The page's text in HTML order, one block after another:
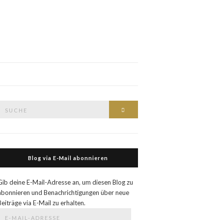
Blog via E-Mail abonnieren
deine E-Mail-Adresse an, um diesen Blog zu
und Benachrichtigungen über neue
via E-Mail zu erhalten.